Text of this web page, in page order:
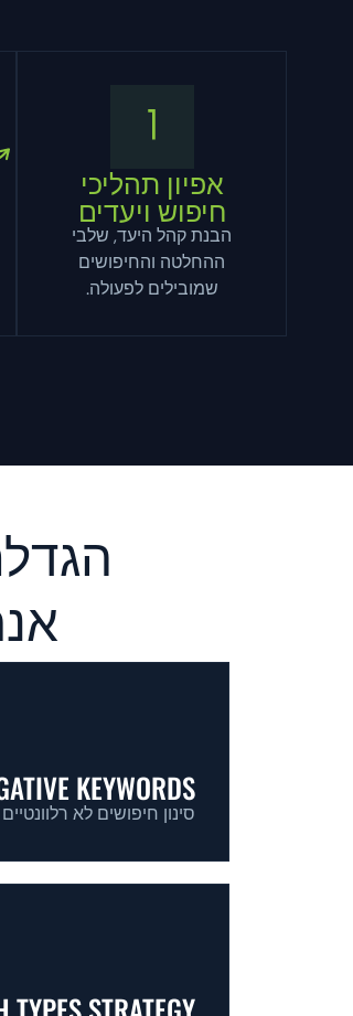
אפיון תהליכי
חיפוש ויעדים
הבנת קהל היעד, שלבי
ההחלטה והחיפושים
שמובילים לפעולה.
KEYWORDS
סינון חיפושים לא רלוונטיים